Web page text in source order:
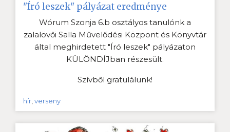
"Író leszek" pályázat eredménye
Wórum Szonja 6.b osztályos tanulónk a
zalalövői Salla Művelődési Központ és Könyvtár
által meghirdetett "Író leszek" pályázaton
KÜLÖNDÍJban részesült.
Szívből gratulálunk!
hír verseny